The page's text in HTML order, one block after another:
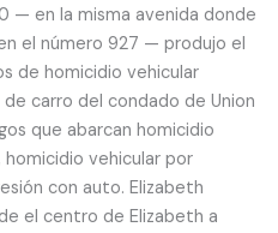
— en la misma avenida donde
el número 927 — produjo el
de homicidio vehicular
carro del condado de Union
que abarcan homicidio
homicidio vehicular por
con auto. Elizabeth
el centro de Elizabeth a